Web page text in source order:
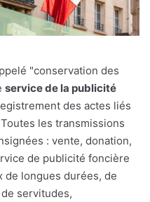
"conservation des
service de la publicité
des actes liés
les transmissions
: vente, donation,
de publicité foncière
de longues durées, de
servitudes,